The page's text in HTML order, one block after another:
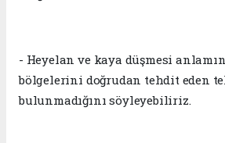
- Heyelan ve kaya düşmesi
bölgelerini doğrudan tehdit eden
bulunmadığını söyleyebiliriz.